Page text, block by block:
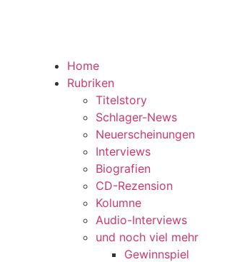
Home
Rubriken
Titelstory
Schlager-News
Neuerscheinungen
Interviews
Biografien
CD-Rezension
Kolumne
Audio-Interviews
und noch viel mehr
Gewinnspiel